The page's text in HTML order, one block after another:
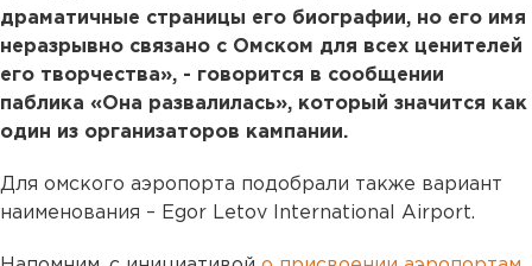
драматичные страницы его биографии, но его имя
неразрывно связано с Омском для всех ценителей
его творчества», - говорится в сообщении
паблика «Она развалилась», который значится как
один из организаторов кампании.
Для омского аэропорта подобрали также вариант
наименования – Egor Letov International Airport.